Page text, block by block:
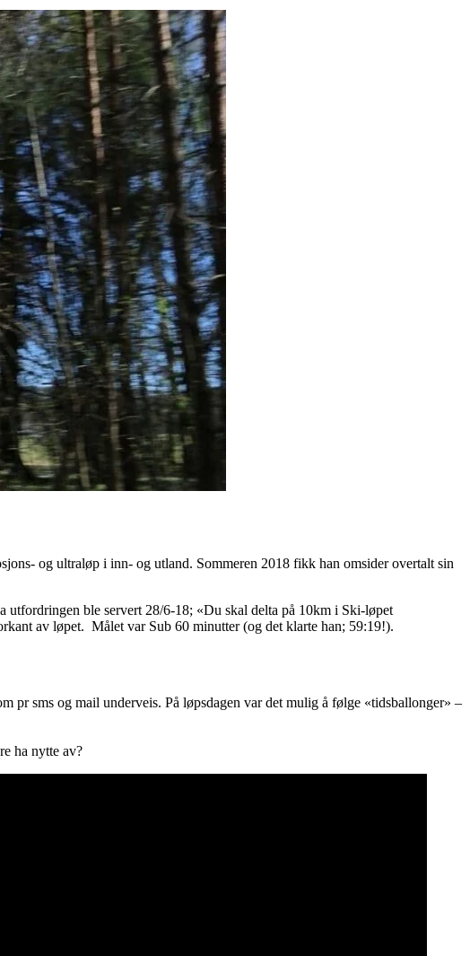
og ultraløp i inn- og utland. Sommeren 2018 fikk han omsider overtalt sin
utfordringen ble servert 28/6-18; «Du skal delta på 10km i Ski-løpet
av løpet. Målet var Sub 60 minutter (og det klarte han; 59:19!).
pr sms og mail underveis. På løpsdagen var det mulig å følge «tidsballonger» –
ha nytte av?